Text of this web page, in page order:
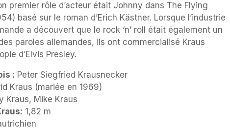
premier rôle d’acteur était Johnny dans The Flying
basé sur le roman d’Erich Kästner. Lorsque l’industrie
a découvert que le rock ‘n’ roll était également un
paroles allemandes, ils ont commercialisé Kraus
d’Elvis Presley.
: Peter Siegfried Krausnecker
Kraus (mariée en 1969)
Kraus, Mike Kraus
1,82 m